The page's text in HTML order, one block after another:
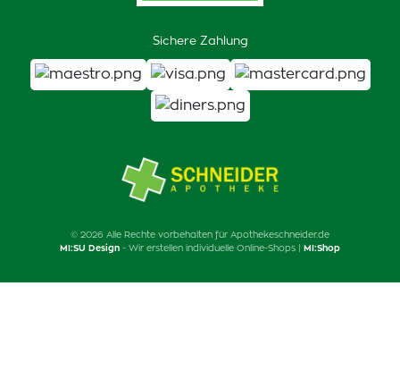
Sichere Zahlung
© 2026 Alle Rechte vorbehalten für Apothekeschneider.de
MI:SU Design - Wir erstellen individuelle Online-Shops | MI:Shop